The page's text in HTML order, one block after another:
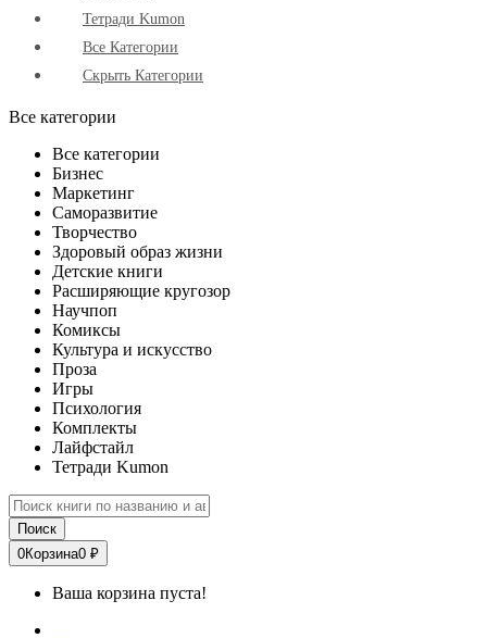
Тетради Kumon
Все Категории
Скрыть Категории
Все категории
Все категории
Бизнес
Маркетинг
Саморазвитие
Творчество
Здоровый образ жизни
Детские книги
Расширяющие кругозор
Научпоп
Комиксы
Культура и искусство
Проза
Игры
Психология
Комплекты
Лайфстайл
Тетради Kumon
Поиск
0Корзина0 ₽
Ваша корзина пуста!